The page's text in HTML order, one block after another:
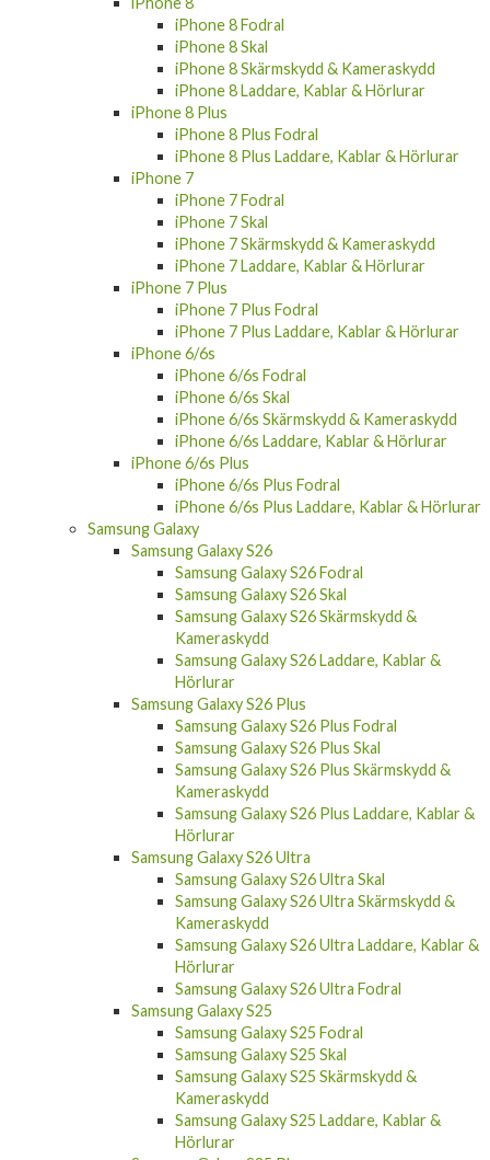
iPhone 8 Fodral
iPhone 8 Skal
iPhone 8 Skärmskydd & Kameraskydd
iPhone 8 Laddare, Kablar & Hörlurar
iPhone 8 Plus
iPhone 8 Plus Fodral
iPhone 8 Plus Laddare, Kablar & Hörlurar
iPhone 7
iPhone 7 Fodral
iPhone 7 Skal
iPhone 7 Skärmskydd & Kameraskydd
iPhone 7 Laddare, Kablar & Hörlurar
iPhone 7 Plus
iPhone 7 Plus Fodral
iPhone 7 Plus Laddare, Kablar & Hörlurar
iPhone 6/6s
iPhone 6/6s Fodral
iPhone 6/6s Skal
iPhone 6/6s Skärmskydd & Kameraskydd
iPhone 6/6s Laddare, Kablar & Hörlurar
iPhone 6/6s Plus
iPhone 6/6s Plus Fodral
iPhone 6/6s Plus Laddare, Kablar & Hörlurar
Samsung Galaxy
Samsung Galaxy S26
Samsung Galaxy S26 Fodral
Samsung Galaxy S26 Skal
Samsung Galaxy S26 Skärmskydd &
Kameraskydd
Samsung Galaxy S26 Laddare, Kablar &
Hörlurar
Samsung Galaxy S26 Plus
Samsung Galaxy S26 Plus Fodral
Samsung Galaxy S26 Plus Skal
Samsung Galaxy S26 Plus Skärmskydd &
Kameraskydd
Samsung Galaxy S26 Plus Laddare, Kablar &
Hörlurar
Samsung Galaxy S26 Ultra
Samsung Galaxy S26 Ultra Skal
Samsung Galaxy S26 Ultra Skärmskydd &
Kameraskydd
Samsung Galaxy S26 Ultra Laddare, Kablar &
Hörlurar
Samsung Galaxy S26 Ultra Fodral
Samsung Galaxy S25
Samsung Galaxy S25 Fodral
Samsung Galaxy S25 Skal
Samsung Galaxy S25 Skärmskydd &
Kameraskydd
Samsung Galaxy S25 Laddare, Kablar &
Hörlurar